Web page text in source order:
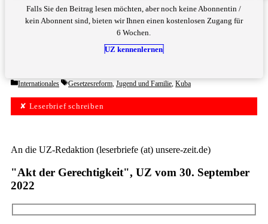
Falls Sie den Beitrag lesen möchten, aber noch keine Abonnentin /
kein Abonnent sind, bieten wir Ihnen einen kostenlosen Zugang für
6 Wochen.
UZ kennenlernen
Categories
Internationales Tags
Gesetzesreform, Jugend und Familie, Kuba
✘ Leserbrief schreiben
An die UZ-Redaktion (leserbriefe (at) unsere-zeit.de)
"Akt der Gerechtigkeit", UZ vom 30. September
2022